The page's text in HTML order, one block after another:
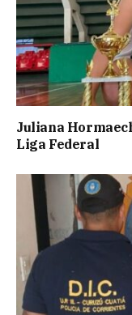
Juliana
Liga Federal